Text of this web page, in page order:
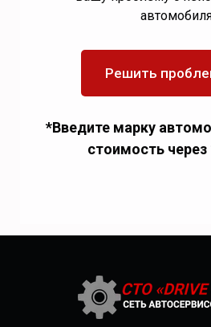
Решить
*Введите марку
стоимость через